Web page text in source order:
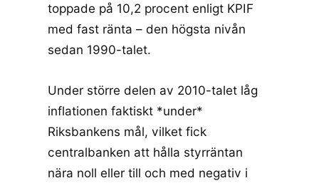
toppade på 10,2 procent enligt KPIF
med fast ränta – den högsta nivån
sedan 1990-talet.
Under större delen av 2010-talet låg
inflationen faktiskt *under*
Riksbankens mål, vilket fick
centralbanken att hålla styrräntan
nära noll eller till och med negativ i